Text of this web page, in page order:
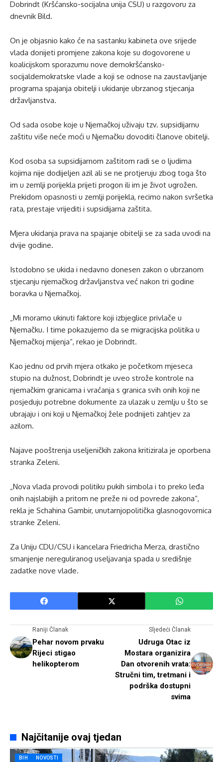
Dobrindt (Kršćansko-socijalna unija CSU) u razgovoru za
dnevnik Bild.
On je objasnio kako će na sastanku kabineta ove srijede
vlada donijeti promjene zakona koje su dogovorene u
koalicijskom sporazumu nove demokršćansko-
socijaldemokratske vlade a koji se odnose na zaustavljanje
programa spajanja obitelji i ukidanje ubrzanog stjecanja
državljanstva.
Od sada osobe koje u Njemačkoj uživaju tzv. supsidijarnu
zaštitu više neće moći u Njemačku dovoditi članove obitelji.
Kod osoba sa supsidijarnom zaštitom radi se o ljudima
kojima nije dodijeljen azil ali se ne protjeruju zbog toga što
im u zemlji porijekla prijeti progon ili im je život ugrožen.
Prekidom opasnosti u zemlji porijekla, recimo nakon svršetka
rata, prestaje vrijediti i supsidijarna zaštita.
Mjera ukidanja prava na spajanje obitelji se za sada uvodi na
dvije godine.
Istodobno se ukida i nedavno donesen zakon o ubrzanom
stjecanju njemačkog državljanstva već nakon tri godine
boravka u Njemačkoj.
„Mi moramo ukinuti faktore koji izbjeglice privlače u
Njemačku. I time pokazujemo da se migracijska politika u
Njemačkoj mijenja“, rekao je Dobrindt.
Kao jednu od prvih mjera otkako je početkom mjeseca
stupio na dužnost, Dobrindt je uveo strože kontrole na
njemačkim granicama i vraćanja s granica svih onih koji ne
posjeduju potrebne dokumente za ulazak u zemlju u što se
ubrajaju i oni koji u Njemačkoj žele podnijeti zahtjev za
azilom.
Najave pooštrenja useljeničkih zakona kritizirala je oporbena
stranka Zeleni.
„Nova vlada provodi politiku pukih simbola i to preko leđa
onih najslabijih a pritom ne preže ni od povrede zakona“,
rekla je Schahina Gambir, unutarnjopolitička glasnogovornica
stranke Zeleni.
Za Uniju CDU/CSU i kancelara Friedricha Merza, drastično
smanjenje nereguliranog useljavanja spada u središnje
zadatke nove vlade.
Raniji Članak
Pehar novom prvaku
Rijeci stigao
helikopterom
Sljedeći Članak
Udruga Otac iz
Mostara organizira
Dan otvorenih vrata:
Stručni tim, tretmani i
podrška dostupni
svima
Najčitanije ovaj tjedan
BIH NOVOSTI